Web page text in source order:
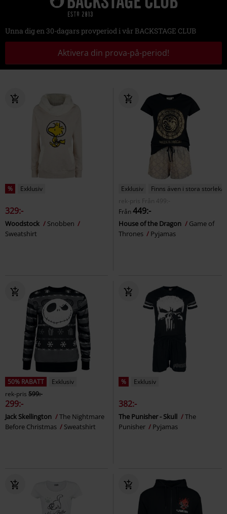
Unna dig en 30-dagars provperiod i vår BACKSTAGE CLUB
Aktivera din prova-på-period!
% Exklusiv
329:-
Woodstock
Snobben
Sweatshirt
Exklusiv
Finns även i stora storlekar
rek-pris
Från
499:-
Från449:-
House of the Dragon
Game of
Thrones
Pyjamas
50% RABATT
Exklusiv
rek-pris 599:-
299:-
Jack Skellington
The Nightmare
Before Christmas
Sweatshirt
% Exklusiv
382:-
The Punisher - Skull
The
Punisher
Pyjamas